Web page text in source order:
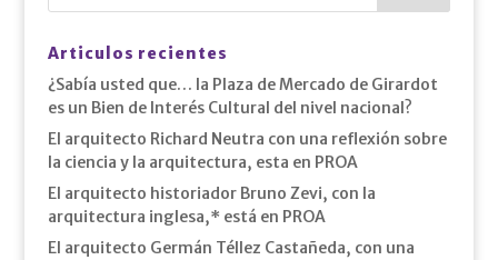
Articulos recientes
¿Sabía usted que… la Plaza de Mercado de Girardot
es un Bien de Interés Cultural del nivel nacional?
El arquitecto Richard Neutra con una reflexión sobre
la ciencia y la arquitectura, esta en PROA
El arquitecto historiador Bruno Zevi, con la
arquitectura inglesa,* está en PROA
El arquitecto Germán Téllez Castañeda, con una